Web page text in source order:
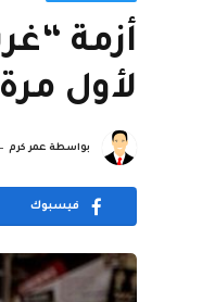
لأول مرة
بواسطة عمر كرم
فيسبوك